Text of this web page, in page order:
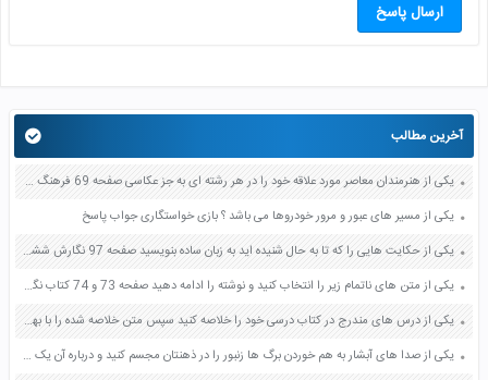
ارسال پاسخ
آخرین مطالب
یکی از هنرمندان معاصر مورد علاقه خود را در هر رشته ای به جز عکاسی صفحه 69 فرهنگ و هنر نهم
یکی از مسیر های عبور و مرور خودروها می باشد ؟ بازی خواستگاری جواب پاسخ
یکی از حکایت هایی را که تا به حال شنیده اید به زبان ساده بنویسید صفحه 97 نگارش ششم دبستان
یکی از متن های ناتمام زیر را انتخاب کنید و نوشته را ادامه دهید صفحه 73 و 74 کتاب نگارش فارسی پنجم دبستان
یکی از درس های مندرج در کتاب درسی خود را خلاصه کنید سپس متن خلاصه شده را با بهره گیری از روش های دسته بندی نمودار جدول نقشه مفهومی نشان دهید صفحه 118 نگارش یازدهم
یکی از صدا های آبشار به هم خوردن برگ ها زنبور را در ذهنتان مجسم کنید و درباره آن یک بند بنویسید صفحه 11 نگارش پنجم